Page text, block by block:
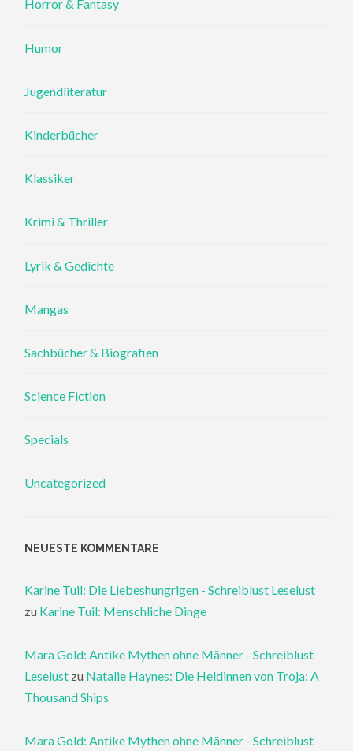
Horror & Fantasy
Humor
Jugendliteratur
Kinderbücher
Klassiker
Krimi & Thriller
Lyrik & Gedichte
Mangas
Sachbücher & Biografien
Science Fiction
Specials
Uncategorized
NEUESTE KOMMENTARE
Karine Tuil: Die Liebeshungrigen - Schreiblust Leselust
zu Karine Tuil: Menschliche Dinge
Mara Gold: Antike Mythen ohne Männer - Schreiblust
Leselust zu Natalie Haynes: Die Heldinnen von Troja: A
Thousand Ships
Mara Gold: Antike Mythen ohne Männer - Schreiblust